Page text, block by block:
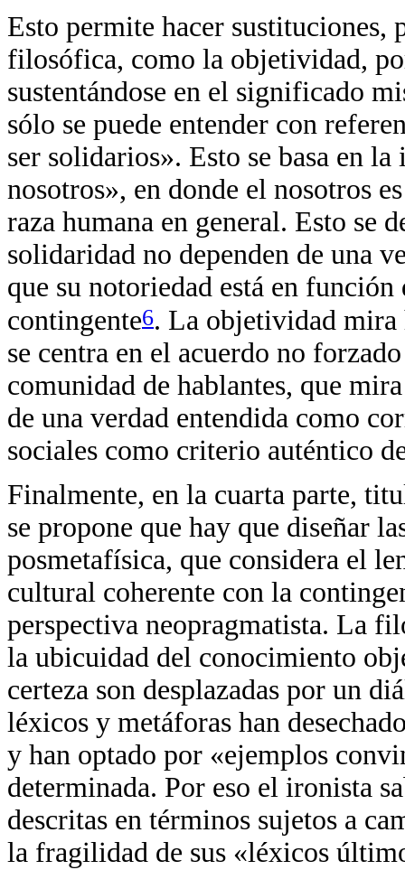
Esto permite hacer
filosófica, como la objetividad,
sustentándose en el significado
sólo se puede entender con
ser solidarios». Esto se basa en
nosotros», en donde el nosotros
raza humana en general. Esto se
solidaridad no dependen de una
que su notoriedad está en
contingente6. La objetividad mira
se centra en el acuerdo no
comunidad de hablantes, que
de una verdad entendida como
sociales como criterio auténtico
Finalmente, en la cuarta parte,
se propone que hay que diseñar
posmetafísica, que considera el
cultural coherente con la
perspectiva neopragmatista. La
la ubicuidad del conocimiento
certeza son desplazadas por un
léxicos y metáforas han
y han optado por «ejemplos
determinada. Por eso el ironista
descritas en términos sujetos a
la fragilidad de sus «léxicos